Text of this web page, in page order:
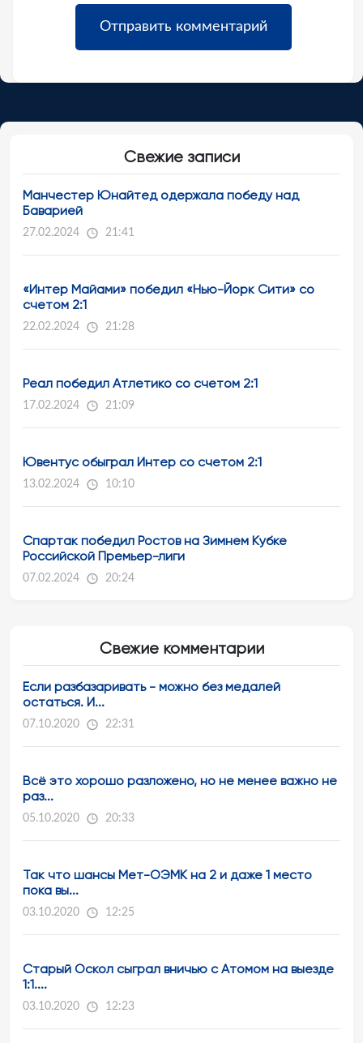
Свежие записи
Манчестер Юнайтед одержала победу над
Баварией
27.02.2024 21:41
«Интер Майами» победил «Нью-Йорк Сити» со
счетом 2:1
22.02.2024 21:28
Реал победил Атлетико со счетом 2:1
17.02.2024 21:09
Ювентус обыграл Интер со счетом 2:1
13.02.2024 10:10
Спартак победил Ростов на Зимнем Кубке
Российской Премьер-лиги
07.02.2024 20:24
Свежие комментарии
Если разбазаривать - можно без медалей
остаться. И...
07.10.2020 22:31
Всё это хорошо разложено, но не менее важно не
раз...
05.10.2020 20:33
Так что шансы Мет-ОЭМК на 2 и даже 1 место
пока вы...
03.10.2020 12:25
Старый Оскол сыграл вничью с Атомом на выезде
1:1....
03.10.2020 12:23